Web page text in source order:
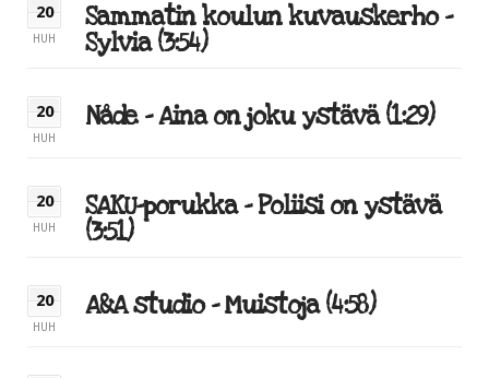
20
HUH
Sammatin koulun kuvauskerho –
Sylvia (3:54)
20
HUH
Nåde – Aina on joku ystävä (1:29)
20
HUH
SAKU-porukka – Poliisi on ystävä
(3:51)
20
HUH
A&A studio – Muistoja (4:58)